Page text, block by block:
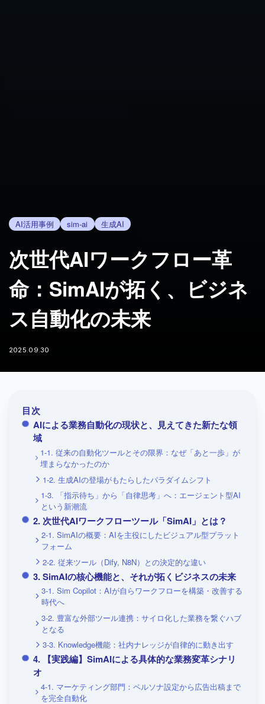
AI活用事例 sim-ai 生成AI
次世代AIワークフロー革
命：SimAIが拓く、ビジネ
ス自動化の未来
2025.09.30
目次
AIによる業務自動化の現状と、見えてきた新たな領
域
1-1. 従来の自動化ツールとその限界：なぜ「あと一歩」が
埋まらなかったのか
1-2. 生成AIの登場がもたらしたパラダイムシフト
1-3. 「指示待ち」から「自律思考」へ：エージェント型AI
という新潮流
2. 次世代AIワークフローツール「SimAI」とは？
2-1. SimAIの概要：AIを主役にしたビジュアル型プラット
フォーム
2-2. 従来ツール（Dify, N8N）との決定的な違い
3. SimAIの核心機能と、それが拓くビジネスの未来
3-1. Sim Copilot：AIが自らワークフローを構築・改善する
時代へ
3-2. 豊富な外部ツール連携：サイロ化した業務を繋ぐハブ
となる
3-3. Knowledge機能：社内ナレッジが自律的に動き出す
4. 【実践編】SimAIによる具体的な業務変革シナリ
オ
4-1. マーケティング部門：ペルソナ設定から広告出稿まで
を完全自動化